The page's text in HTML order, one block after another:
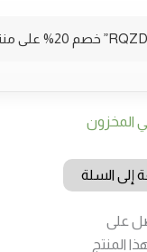
المخزون
إلى السلة
على
المنتج